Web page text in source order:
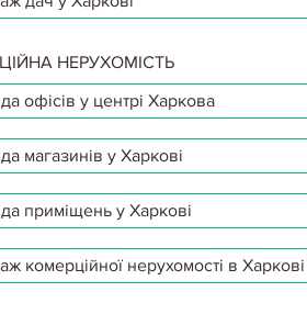
НЕРУХОМІСТЬ
офісів у центрі Харкова
магазинів у Харкові
приміщень у Харкові
комерційної нерухомості в Харкові